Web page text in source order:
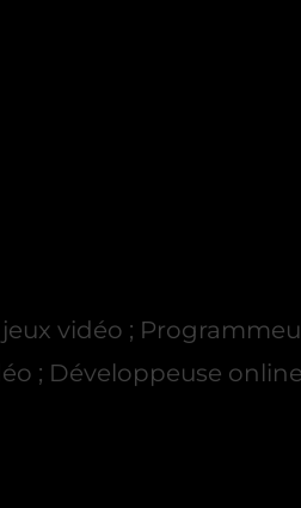
vidéo ;
; Développeuse